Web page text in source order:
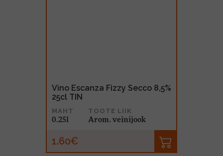
Vino Escanza Fizzy Secco 8,5%
25cl TIN
MAHT
0.25l
TOOTE LIIK
Arom. veinijook
1.60€